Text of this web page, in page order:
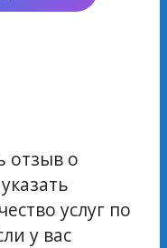
отзыв о
услуг по
у вас